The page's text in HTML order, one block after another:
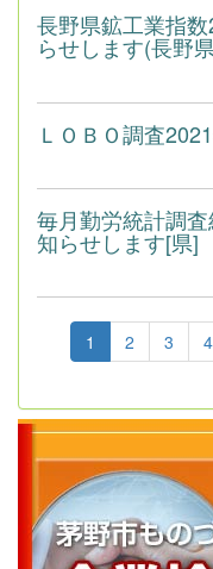
長野県鉱工業指
らせします(長野
ＬＯＢＯ調査
毎月勤労統計調
知らせします[県]
1 2 3 4